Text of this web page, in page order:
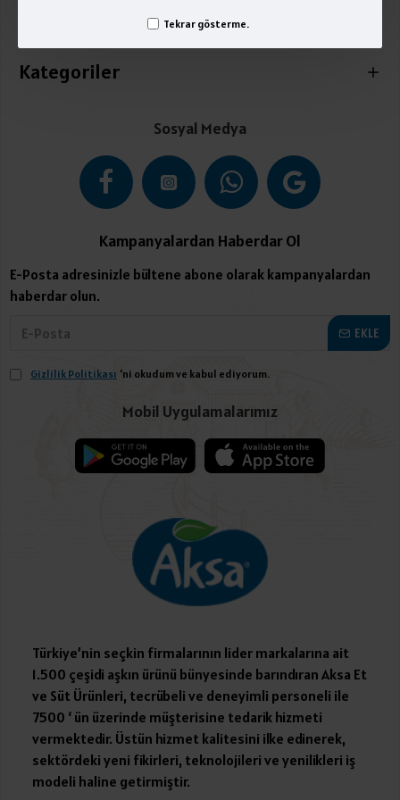
Tekrar gösterme.
Kategoriler
Sosyal Medya
Kampanyalardan Haberdar Ol
E-Posta adresinizle bültene abone olarak kampanyalardan
haberdar olun.
EKLE
Gizlilik Politikası 'ni okudum ve kabul ediyorum.
Mobil Uygulamalarımız
Türkiye’nin seçkin firmalarının lider markalarına ait
1.500 çeşidi aşkın ürünü bünyesinde barındıran Aksa Et
ve Süt Ürünleri, tecrübeli ve deneyimli personeli ile
7500 ‘ ün üzerinde müşterisine tedarik hizmeti
vermektedir. Üstün hizmet kalitesini ilke edinerek,
sektördeki yeni fikirleri, teknolojileri ve yenilikleri iş
modeli haline getirmiştir.